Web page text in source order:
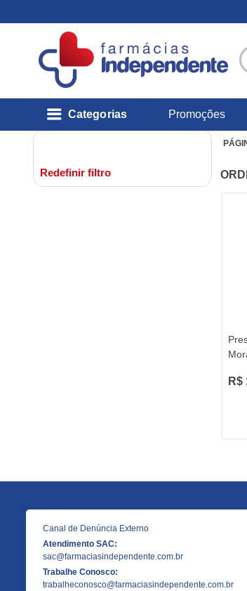
Categorias Promoções
Redefinir filtro
R$
Canal de Denúncia Externo
Atendimento SAC:
sac@farmaciasindependente.com.br
Trabalhe Conosco:
trabalheconosco@farmaciasindependente.com.br